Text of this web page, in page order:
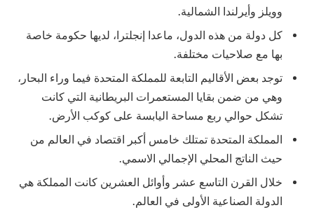
وويلز وأيرلندا الشمالية.
كل دولة من هذه الدول، ماعدا إنجلترا، لديها حكومة خاصة
بها مع صلاحيات مختلفة.
توجد بعض الأقاليم التابعة للمملكة المتحدة فيما وراء البحار،
وهي من ضمن بقايا المستعمرات البريطانية التي كانت
تشكل حوالي ربع مساحة اليابسة على كوكب الأرض.
المملكة المتحدة تمتلك خامس أكبر اقتصاد في العالم من
حيث الناتج المحلي الإجمالي الاسمي.
خلال القرن التاسع عشر وأوائل العشرين كانت المملكة هي
الدولة الصناعية الأولى في العالم.